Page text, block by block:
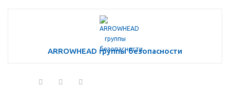
ARROWHEAD группы безопасности